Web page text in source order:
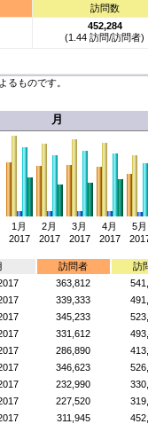
訪問数
452,284
(1.44 訪問/訪問者)
るものです。
月
1月
2017
2月
2017
3月
2017
4月
2017
5月
訪問者
訪
363,812
339,333
345,233
331,612
286,890
346,623
232,990
227,520
311,945